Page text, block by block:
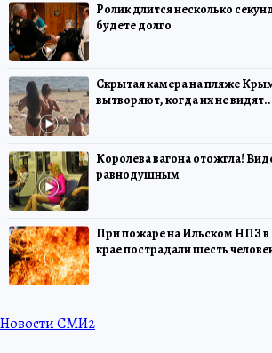
Ролик длится несколько
будете долго
Скрытая камера на пляже
вытворяют, когда их не
Королева вагона отожгла!
равнодушным
При пожаре на Ильском НПЗ
крае пострадали шесть
Новости СМИ2